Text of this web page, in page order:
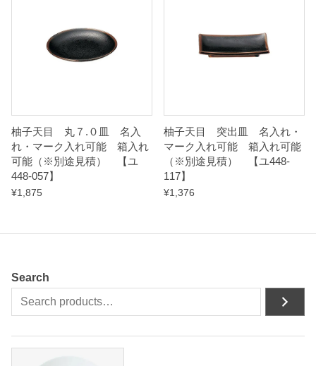
柚子天目 丸７.０皿 名入
れ・マーク入れ可能 箱入れ
可能（※別途見積） 【ユ
448-057】
¥1,875
柚子天目 突出皿 名入れ・
マーク入れ可能 箱入れ可能
（※別途見積） 【ユ448-
117】
¥1,376
Search